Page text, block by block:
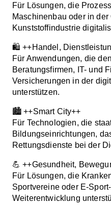
Für Lösungen, die
Maschinenbau oder in der
Kunststoffindustrie
🛍️ ++Handel,
Für Anwendungen, die
Beratungsfirmen, IT- und
Versicherungen in der
unterstützen.
🏙️ ++Smart City++
Für Technologien, die
Bildungseinrichtungen,
Rettungsdienste bei der
💪 ++Gesundheit,
Für Lösungen, die
Sportvereine oder E-
Weiterentwicklung